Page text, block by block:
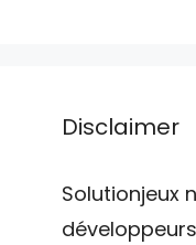
Disclaimer
Solutionjeux